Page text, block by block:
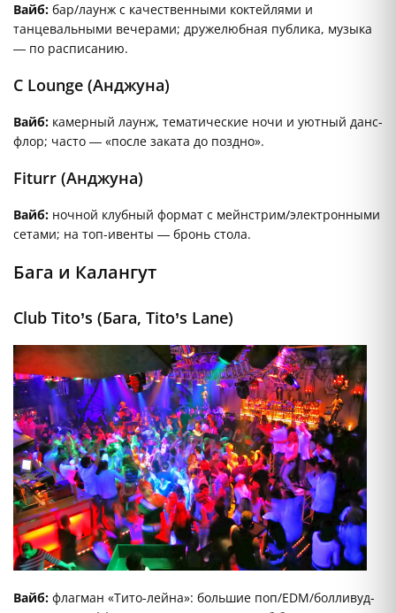
Вайб: бар/лаунж с качественными коктейлями и
танцевальными вечерами; дружелюбная публика, музыка
— по расписанию.
C Lounge (Анджуна)
Вайб: камерный лаунж, тематические ночи и уютный данс-
флор; часто — «после заката до поздно».
Fiturr (Анджуна)
Вайб: ночной клубный формат с мейнстрим/электронными
сетами; на топ-ивенты — бронь стола.
Бага и Калангут
Club Tito’s (Бага, Tito’s Lane)
Вайб: флагман «Тито-лейна»: большие поп/EDM/болливуд-